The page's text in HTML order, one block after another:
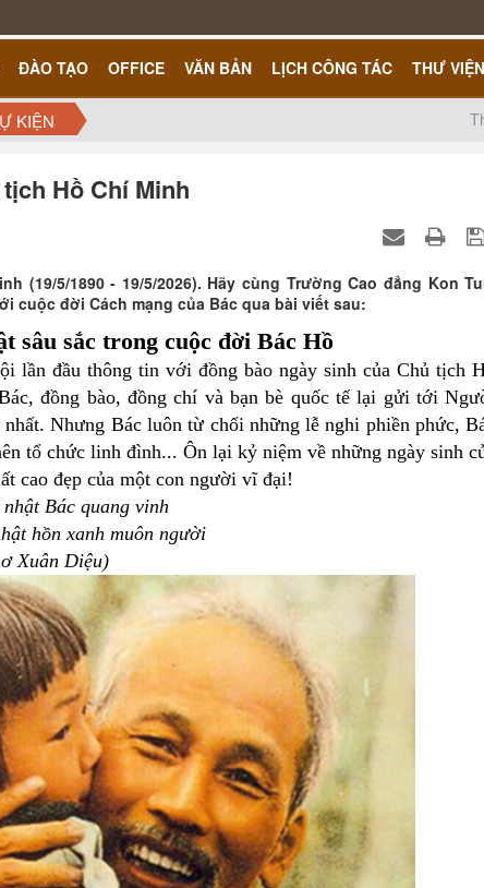
ĐÀO TẠO OFFICE VĂN BẢN LỊCH CÔNG TÁC THƯ VIỆN
KIỆN
Hồ Chí Minh
(19/5/1890 - 19/5/2026). Hãy cùng Trường Cao đẳng Kon
đời Cách mạng của Bác qua bài viết sau:
sâu sắc trong cuộc đời Bác Hồ
lần đầu thông tin với đồng bào ngày sinh của Chủ tịch
đồng bào, đồng chí và bạn bè quốc tế lại gửi tới
Nhưng Bác luôn từ chối những lễ nghi phiền phức,
tổ chức linh đình... Ôn lại kỷ niệm về những ngày sinh
cao đẹp của một con người vĩ đại!
Bác quang vinh
hồn xanh muôn người
Xuân Diệu)